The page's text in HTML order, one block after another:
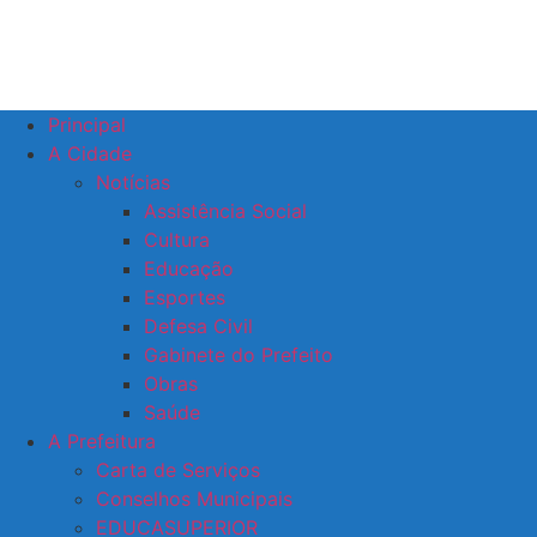
Principal
A Cidade
Notícias
Assistência Social
Cultura
Educação
Esportes
Defesa Civil
Gabinete do Prefeito
Obras
Saúde
A Prefeitura
Carta de Serviços
Conselhos Municipais
EDUCASUPERIOR